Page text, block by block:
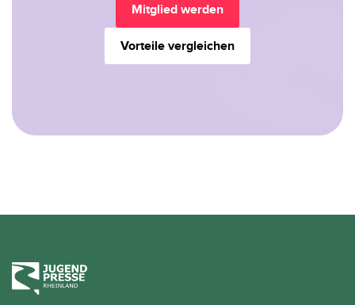
Mitglied werden
Vorteile vergleichen